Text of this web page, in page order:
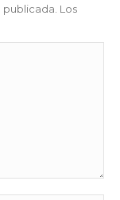
Los